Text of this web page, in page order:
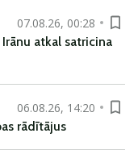
07.08.26, 00:28
atkal satricina
06.08.26, 14:20
rādītājus